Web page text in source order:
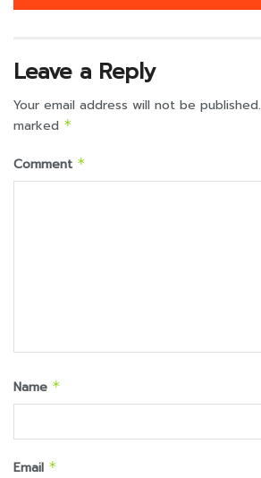
Leave a Reply
Your email address will not be published.
marked *
Comment *
Name *
Email *